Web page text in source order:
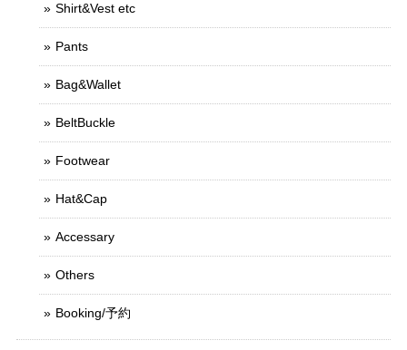
Shirt&Vest etc
Pants
Bag&Wallet
BeltBuckle
Footwear
Hat&Cap
Accessary
Others
Booking/予約